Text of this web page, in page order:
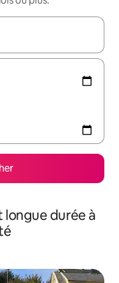
les flèches vers le
durée à